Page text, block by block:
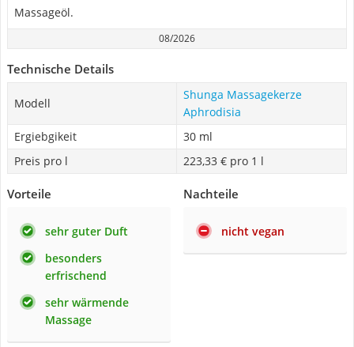
Massageöl.
08/2026
Technische Details
Modell
Shunga Massagekerze
Aphrodisia
Ergiebgikeit
30 ml
Preis pro l
223,33 € pro 1 l
Vorteile
sehr guter Duft
besonders
erfrischend
sehr wärmende
Massage
Nachteile
nicht vegan